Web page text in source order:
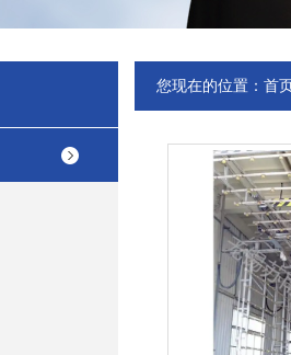
您现在的位置： 首